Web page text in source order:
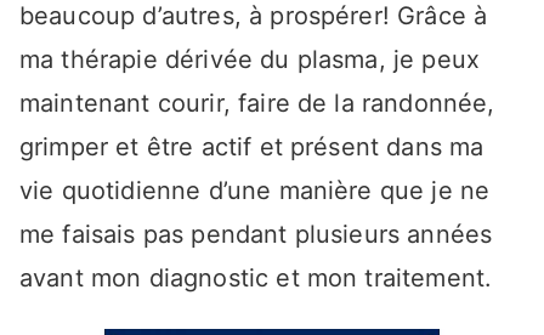
beaucoup d’autres, à prospérer! Grâce à
ma thérapie dérivée du plasma, je peux
maintenant courir, faire de la randonnée,
grimper et être actif et présent dans ma
vie quotidienne d’une manière que je ne
me faisais pas pendant plusieurs années
avant mon diagnostic et mon traitement.